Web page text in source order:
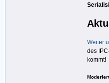
Weiter
des
kommt!